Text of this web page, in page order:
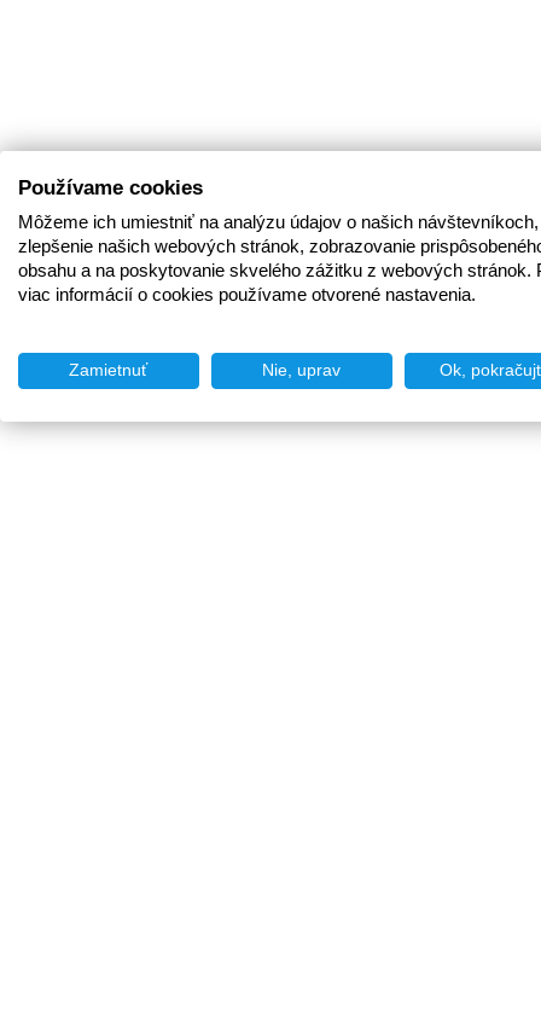
Používame cookies
Môžeme ich umiestniť na analýzu údajov o našich
zlepšenie našich webových stránok, zobrazovanie
obsahu a na poskytovanie skvelého zážitku z webových stránok.
viac informácií o cookies používame otvorené nastavenia.
Zamietnuť Nie, uprav Ok,